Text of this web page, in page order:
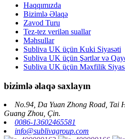
Haqqımızda
Bizimlə Əlaqə
Zavod Turu
Tez-tez verilən suallar
Məhsullar
Subliva UK üçün Kuki Siyasəti
Subliva UK üçün Şərtlər və
Subliva UK üçün Məxfilik
bizimlə əlaqə saxlayın
No.94, Da Yuan Zhong Road, Tai
Guang Zhou, Çin.
0086-13602465581
info@sublivagroup.com